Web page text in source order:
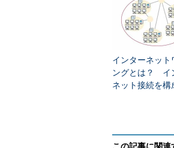
« 前の回へ
NBT
インターネット
ングとは？ イ
ネット接続を構